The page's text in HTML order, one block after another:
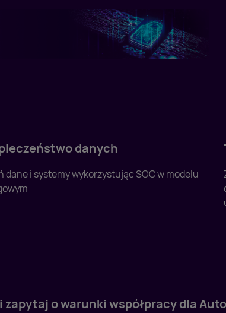
danych
dane i systemy wykorzystując SOC w modelu
o warunki współpracy dla